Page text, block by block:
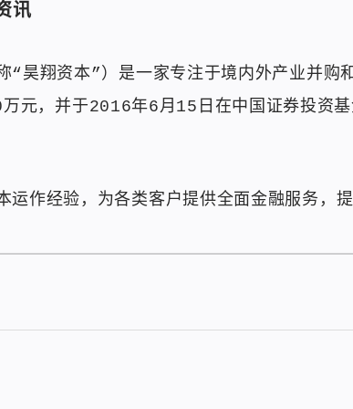
讯
“昊翔资本”）是一家专注于境内外产业并购
元，并于2016年6月15日在中国证券投资基
作经验，为各类客户提供全面金融服务，提